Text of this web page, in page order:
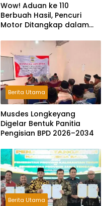
Wow! Aduan ke 110
Berbuah Hasil, Pencuri
Motor Ditangkap dalam
Berita Utama
Musdes Longkeyang
Digelar Bentuk Panitia
Pengisian BPD 2026–2034
Berita Utama